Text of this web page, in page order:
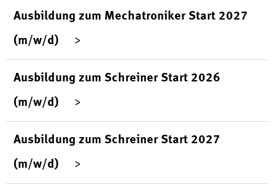
Ausbildung zum Mechatroniker Start 2027
(m/w/d)
Ausbildung zum Schreiner Start 2026
(m/w/d)
Ausbildung zum Schreiner Start 2027
(m/w/d)